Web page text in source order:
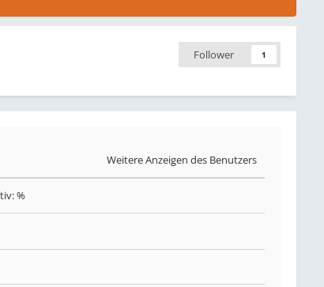
Follower 1
Weitere Anzeigen des Benutzers
%